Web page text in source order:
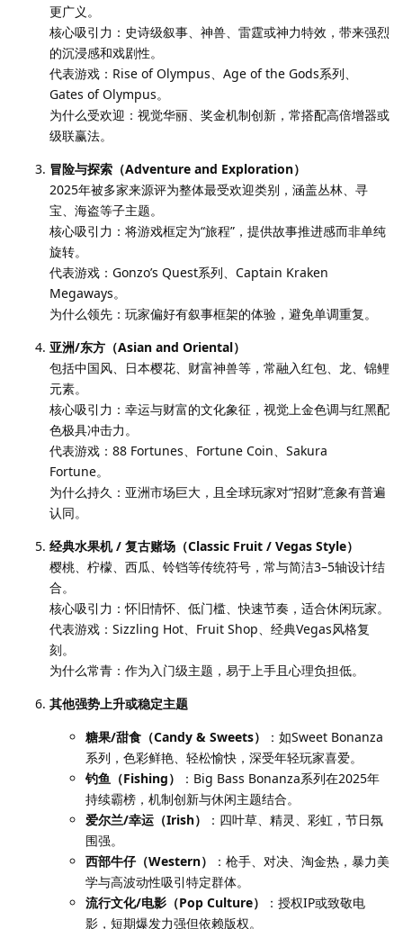
更广义。
核心吸引力：史诗级叙事、神兽、雷霆或神力特效，带来强烈
的沉浸感和戏剧性。
代表游戏：Rise of Olympus、Age of the Gods系列、
Gates of Olympus。
为什么受欢迎：视觉华丽、奖金机制创新，常搭配高倍增器或
级联赢法。
冒险与探索（Adventure and Exploration）
2025年被多家来源评为整体最受欢迎类别，涵盖丛林、寻
宝、海盗等子主题。
核心吸引力：将游戏框定为“旅程”，提供故事推进感而非单纯
旋转。
代表游戏：Gonzo’s Quest系列、Captain Kraken
Megaways。
为什么领先：玩家偏好有叙事框架的体验，避免单调重复。
亚洲/东方（Asian and Oriental）
包括中国风、日本樱花、财富神兽等，常融入红包、龙、锦鲤
元素。
核心吸引力：幸运与财富的文化象征，视觉上金色调与红黑配
色极具冲击力。
代表游戏：88 Fortunes、Fortune Coin、Sakura
Fortune。
为什么持久：亚洲市场巨大，且全球玩家对“招财”意象有普遍
认同。
经典水果机 / 复古赌场（Classic Fruit / Vegas Style）
樱桃、柠檬、西瓜、铃铛等传统符号，常与简洁3–5轴设计结
合。
核心吸引力：怀旧情怀、低门槛、快速节奏，适合休闲玩家。
代表游戏：Sizzling Hot、Fruit Shop、经典Vegas风格复
刻。
为什么常青：作为入门级主题，易于上手且心理负担低。
其他强势上升或稳定主题
糖果/甜食（Candy & Sweets）
：如Sweet Bonanza
系列，色彩鲜艳、轻松愉快，深受年轻玩家喜爱。
钓鱼（Fishing）
：Big Bass Bonanza系列在2025年
持续霸榜，机制创新与休闲主题结合。
爱尔兰/幸运（Irish）
：四叶草、精灵、彩虹，节日氛
围强。
西部牛仔（Western）
：枪手、对决、淘金热，暴力美
学与高波动性吸引特定群体。
流行文化/电影（Pop Culture）
：授权IP或致敬电
影，短期爆发力强但依赖版权。